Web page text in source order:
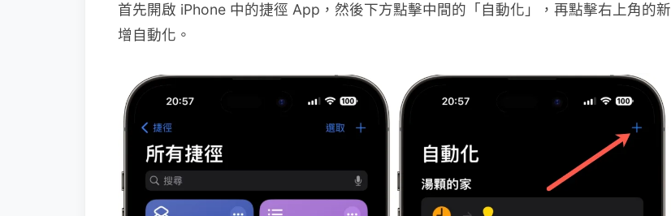
首先開啟 iPhone 中的捷徑 App，然後下方點擊中間的「自動化」，再點擊右上角的新
增自動化。